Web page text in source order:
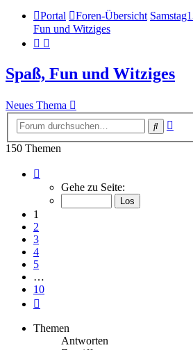
Portal Foren-Übersicht
Fun und Witziges
Spaß, Fun und Witziges
Neues Thema
Suche
150 Themen
von
Gehe zu Seite:
1
2
3
4
5
…
10
Themen
Antworten